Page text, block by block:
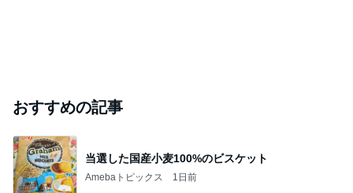
おすすめの記事
当選した国産小麦100%のビスケット
Amebaトピックス 1日前